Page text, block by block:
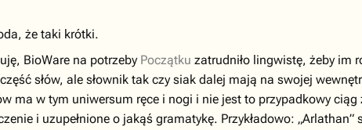
że taki krótki.
BioWare na potrzeby Początku zatrudniło lingwistę, żeby im
słów, ale słownik tak czy siak dalej mają na swojej
ma w tym uniwersum ręce i nogi i nie jest to przypadkowy
i uzupełnione o jakąś gramatykę. Przykładowo: „Arlathan”